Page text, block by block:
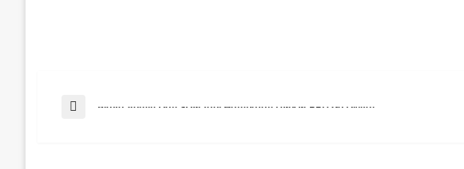
Post
Previous Post Biaya Admin Dan SDM Jadi Hambatan UMKM PPU Go Digital